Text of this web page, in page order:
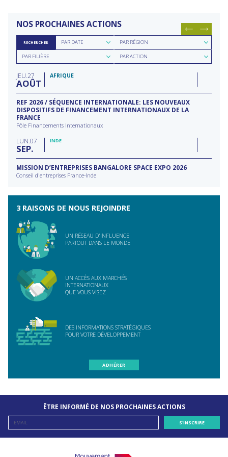
NOS PROCHAINES ACTIONS
RECHERCHER
Rechercher
parPAR DATE
Rechercher
par
région
PAR RÉGION
Rechercher
parPAR FILIÈRE
Rechercher
parPAR ACTION
JEU 27
AOÛT
AFRIQUE
REF 2026 / SÉQUENCE INTERNATIONALE: LES NOUVEAUX
DISPOSITIFS DE FINANCEMENT INTERNATIONAUX DE LA
FRANCE
Pôle Financements Internationaux
LUN 07
SEP
INDE
MISSION D’ENTREPRISES BANGALORE SPACE EXPO 2026
Conseil d'entreprises France-Inde
3 RAISONS DE NOUS REJOINDRE
UN RÉSEAU D'INFLUENCE
PARTOUT DANS LE MONDE
UN ACCÈS AUX MARCHÉS
INTERNATIONAUX
QUE VOUS VISEZ
DES INFORMATIONS STRATÉGIQUES
POUR VOTRE DÉVELOPPEMENT
ADHÉRER
ÊTRE INFORMÉ DE NOS PROCHAINES ACTIONS